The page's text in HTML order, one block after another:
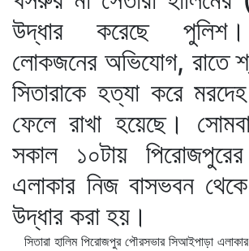
উদ্ধার করেছে পুলিশ।
লোকজনের অভিযোগ, রাতে
সিতারাকে হত্যা করে
ফেলে রাখা হয়েছে।
সকাল ১০টায়
এলাকার নিজ বাসভবন
উদ্ধার করা হয়।
সিতারা হালিম পিরোজপুর পৌরসভার সিআইপাড়া